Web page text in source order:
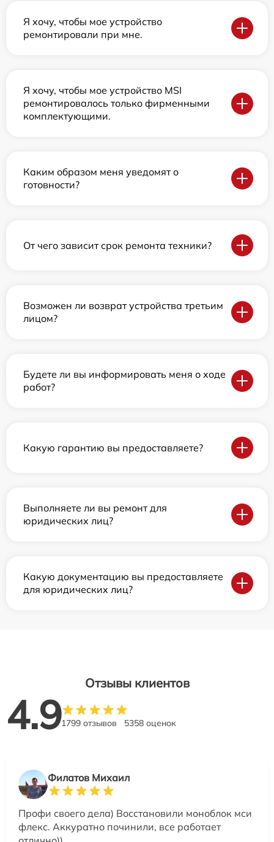
Я хочу, чтобы мое устройство
ремонтировали при мне.
Я хочу, чтобы мое устройство MSI
ремонтировалось только фирменными
комплектующими.
Каким образом меня уведомят о
готовности?
От чего зависит срок ремонта техники?
Возможен ли возврат устройства третьим
лицом?
Будете ли вы информировать меня о ходе
работ?
Какую гарантию вы предоставляете?
Выполняете ли вы ремонт для
юридических лиц?
Какую документацию вы предоставляете
для юридических лиц?
Отзывы клиентов
4.91799 отзывов 5358 оценок
Филатов Михаил
Профи своего дела) Восстановили моноблок мси
флекс. Аккуратно починили, все работает